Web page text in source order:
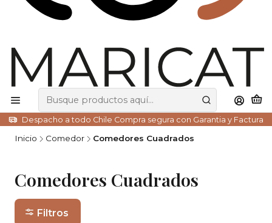
Despacho a todo Chile Compra segura con Garantia y Factura
Inicio Comedor Comedores Cuadrados
Comedores Cuadrados
Filtros